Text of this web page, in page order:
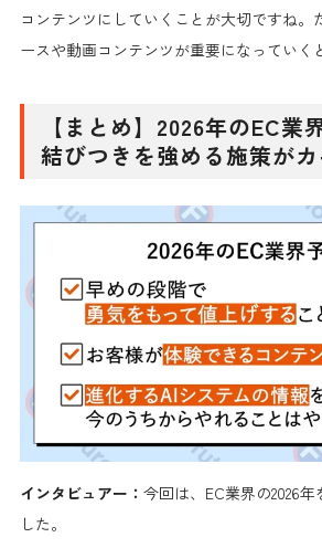
コンテンツにしていくことが大切ですね。
ースや動画コンテンツが重要になっていく
【まとめ】2026年のEC業
結びつきを強める施策が
インタビュアー： 今回は、EC業界の2026
した。